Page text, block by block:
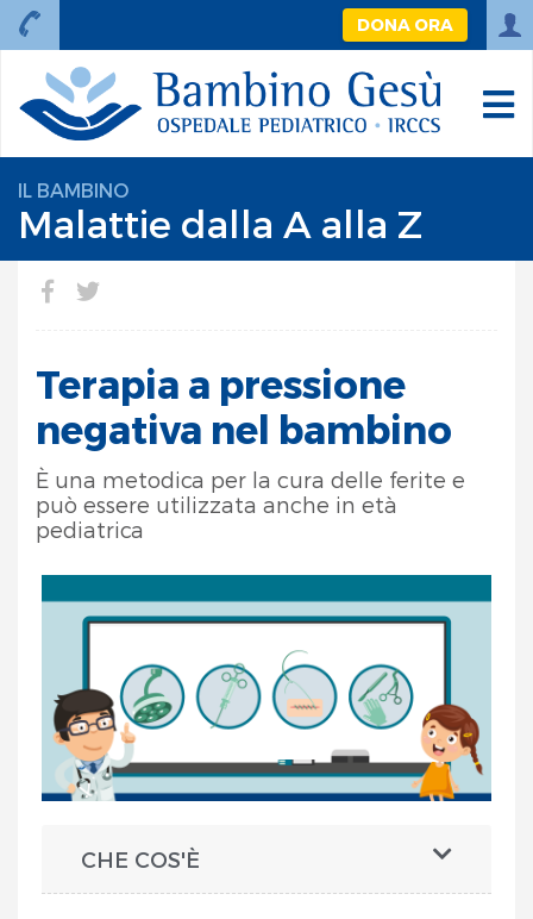
DONA ORA
IL BAMBINO
Malattie dalla A alla Z
Terapia a pressione
negativa nel bambino
È una metodica per la cura delle ferite e
può essere utilizzata anche in età
pediatrica
CHE COS'È